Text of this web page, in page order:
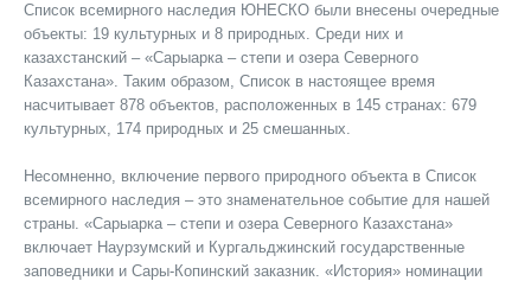
Список всемирного наследия ЮНЕСКО были внесены очередные
объекты: 19 культурных и 8 природных. Среди них и
казахстанский – «Сарыарка – степи и озера Северного
Казахстана». Таким образом, Список в настоящее время
насчитывает 878 объектов, расположенных в 145 странах: 679
культурных, 174 природных и 25 смешанных.
Несомненно, включение первого природного объекта в Список
всемирного наследия – это знаменательное событие для нашей
страны. «Сарыарка – степи и озера Северного Казахстана»
включает Наурзумский и Кургальджинский государственные
заповедники и Сары-Копинский заказник. «История» номинации